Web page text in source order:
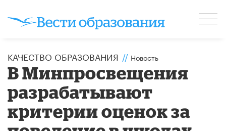
КАЧЕСТВО ОБРАЗОВАНИЯ // Новость
В Минпросвещения
разрабатывают
критерии оценок за